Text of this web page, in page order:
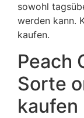
sowohl
werden kann.
kaufen.
Peach
Sorte
kaufen